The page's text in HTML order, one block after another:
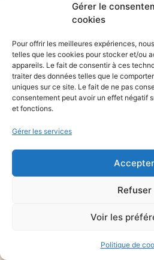
Gérer le
cookies
Pour offrir les meilleures expériences,
telles que les cookies pour stocker et/ou
appareils. Le fait de consentir à ces
traiter des données telles que le
uniques sur ce site. Le fait de ne pas
consentement peut avoir un effet négatif
et fonctions.
Gérer les services
Accepter
Refuser
Voir les
Politique de